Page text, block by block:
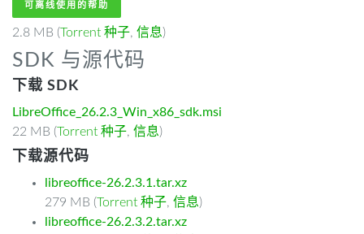
可离线使用的帮助
2.8 MB (Torrent 种子, 信息)
SDK 与源代码
下载 SDK
LibreOffice_26.2.3_Win_x86_sdk.msi
22 MB (Torrent 种子, 信息)
下载源代码
libreoffice-26.2.3.1.tar.xz
279 MB (Torrent 种子, 信息)
libreoffice-26.2.3.2.tar.xz